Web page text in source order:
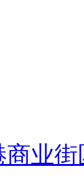
商业